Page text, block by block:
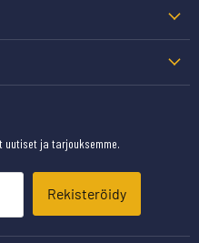
ja tarjouksemme.
Rekisteröidy